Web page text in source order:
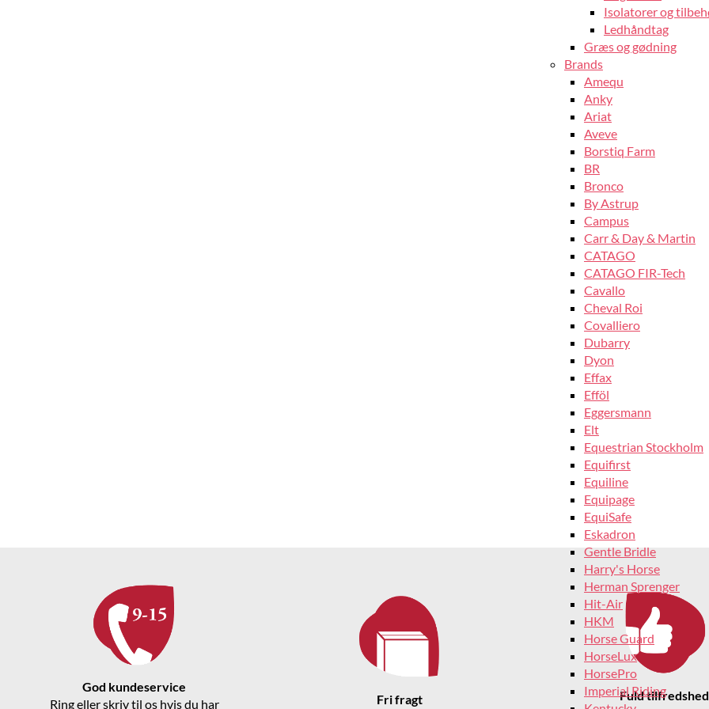
Isolatorer og
Ledhåndtag
Græs og gødning
Brands
Amequ
Anky
Ariat
Aveve
Borstiq Farm
BR
Bronco
By Astrup
Campus
Carr & Day & Martin
CATAGO
CATAGO FIR-Tech
Cavallo
Cheval Roi
Covalliero
Dubarry
Dyon
Effax
Efföl
Eggersmann
Elt
Equestrian Stockholm
Equifirst
Equiline
Equipage
EquiSafe
Eskadron
Gentle Bridle
Harry's Horse
Herman Sprenger
Hit-Air
HKM
Horse Guard
HorseLux
HorsePro
Imperial Riding
God kundeservice
Ring eller skriv til os hvis du har
Fri fragt
Fuld tilfredshed